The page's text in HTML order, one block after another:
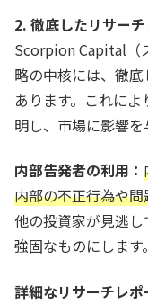
2. 徹底したリサー
Scorpion Capital（
略の中核には、徹
あります。これに
明し、市場に影響を
内部告発者の利用：
内部の不正行為や
他の投資家が見逃
強固なものにします。
詳細なリサーチレ